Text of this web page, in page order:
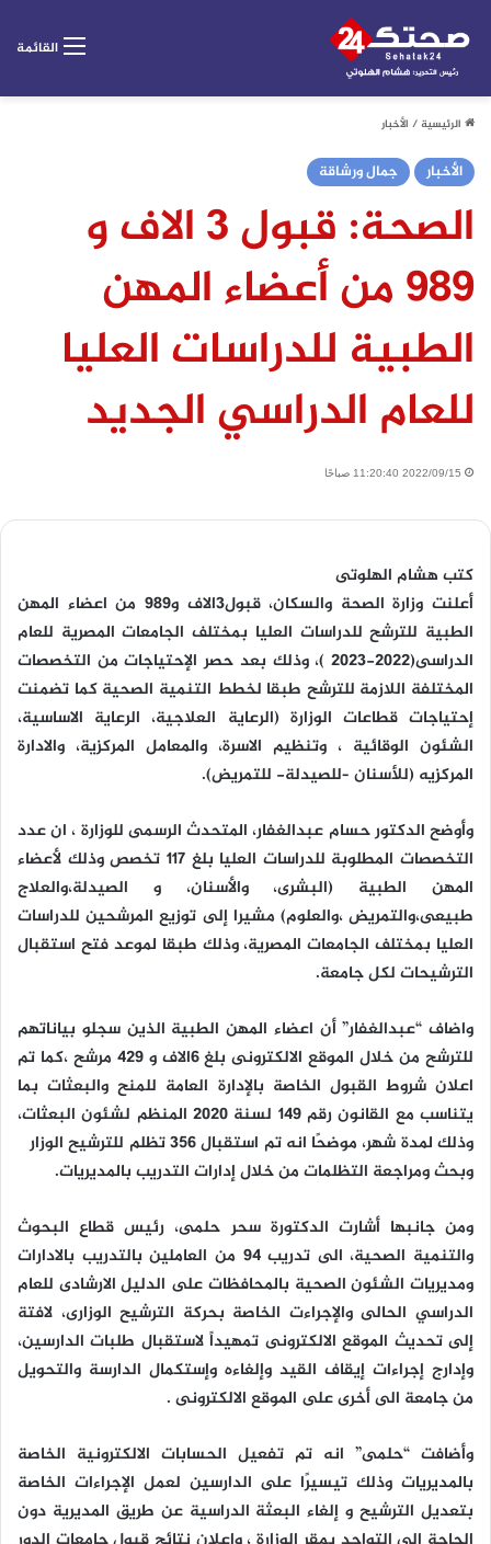
القائمة
الرئيسية/ الأخبار
الأخبار جمال ورشاقة
الصحة: قبول 3 الاف و
989 من أعضاء المهن
الطبية للدراسات العليا
للعام الدراسي الجديد
2022/09/15 11:20:40 صباحًا
كتب هشام الهلوتى
أعلنت وزارة الصحة والسكان، قبول3الاف و989 من اعضاء المهن
الطبية للترشح للدراسات العليا بمختلف الجامعات المصرية للعام
الدراسى(2022-2023 )، وذلك بعد حصر الإحتياجات من التخصصات
المختلفة اللازمة للترشح طبقا لخطط التنمية الصحية كما تضمنت
إحتياجات قطاعات الوزارة (الرعاية العلاجية، الرعاية الاساسية،
الشئون الوقائية ، وتنظيم الاسرة، والمعامل المركزية، والادارة
المركزيه (للأسنان –للصيدلة- للتمريض).
وأوضح الدكتور حسام عبدالغفار، المتحدث الرسمى للوزارة ، ان عدد
التخصصات المطلوبة للدراسات العليا بلغ 117 تخصص وذلك لأعضاء
المهن الطبية (البشرى، والأسنان، و الصيدلة،والعلاج
طبيعى،والتمريض ،والعلوم) مشيرا إلى توزيع المرشحین للدراسات
العلیا بمختلف الجامعات المصرية، وذلك طبقا لموعد فتح استقبال
الترشیحات لکل جامعة.
واضاف “عبدالغفار” أن اعضاء المهن الطبية الذين سجلو بياناتهم
للترشح من خلال الموقع الالكترونى بلغ 6الاف و 429 مرشح ،كما تم
اعلان شروط القبول الخاصة بالإدارة العامة للمنح والبعثات بما
یتناسب مع القانون رقم 149 لسنة 2020 المنظم لشئون البعثات،
وذلك لمدة شهر، موضحًا انه تم استقبال 356 تظلم للترشیح الوزاری
وبحث ومراجعة التظلمات من خلال إدارات التدريب بالمديريات.
ومن جانبها أشارت الدكتورة سحر حلمى، رئيس قطاع البحوث
والتنمية الصحية، الى تدريب 94 من العاملين بالتدريب بالادارات
ومديريات الشئون الصحية بالمحافظات على الدليل الارشادى للعام
الدراسي الحالى والإجراءت الخاصة بحركة الترشيح الوزارى، لافتة
إلى تحديث الموقع الالكترونى تمهيداً لاستقبال طلبات الدارسين،
وإدارج إجراءات إيقاف القيد وإلغاءه وإستكمال الدارسة والتحويل
من جامعة الى أخرى على الموقع الالكترونى .
وأضافت “حلمى” انه تم تفعيل الحسابات الالكترونية الخاصة
بالمديريات وذلك تيسيرًا على الدارسين لعمل الإجراءات الخاصة
بتعديل الترشيح و إلغاء البعثة الدراسية عن طريق المديرية دون